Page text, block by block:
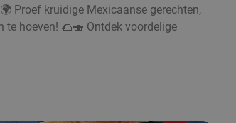
Proef kruidige Mexicaanse gerechten,
hoeven! 🌮🍣 Ontdek voordelige